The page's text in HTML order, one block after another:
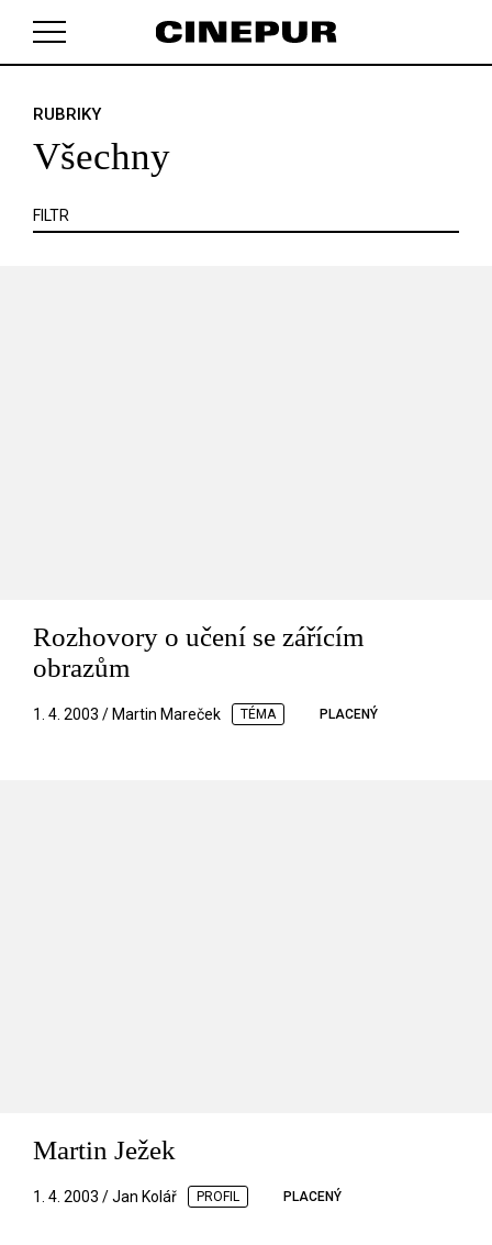
RUBRIKY
Všechny
FILTR
KRITIKA MIMO KINO POJEM PORTRÉT
Rozhovory o učení se zářícím
obrazům
1. 4. 2003 / Martin Mareček TÉMA PLACENÝ
Martin Ježek
1. 4. 2003 / Jan Kolář PROFIL PLACENÝ